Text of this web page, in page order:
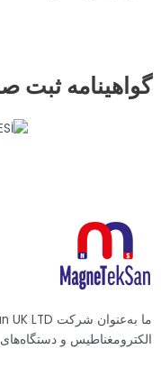
گواهینامه ثبت
الکترومغناطیس و